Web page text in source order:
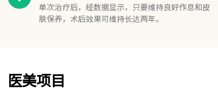
单次治疗后，经数据显示，只要维持良好作息和皮
肤保养，术后效果可维持长达两年。
医美项目